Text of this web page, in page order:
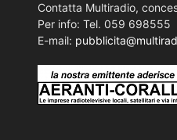
Contatta Multiradio,
Per info: Tel. 059 698555
E-mail: